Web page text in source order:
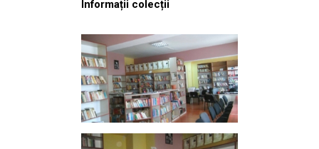
Informații colecții